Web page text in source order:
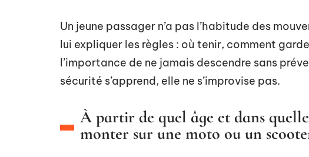
Un jeune passager n’a pas l’habitude des
lui expliquer les règles : où tenir, comment
l’importance de ne jamais descendre sans
sécurité s’apprend, elle ne s’improvise pas.
À partir de quel âge et dans
monter sur une moto ou un